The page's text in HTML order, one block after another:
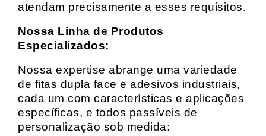
atendam precisamente a esses requisitos.
Nossa Linha de Produtos
Especializados:
Nossa expertise abrange uma variedade
de fitas dupla face e adesivos industriais,
cada um com características e aplicações
específicas, e todos passíveis de
personalização sob medida: